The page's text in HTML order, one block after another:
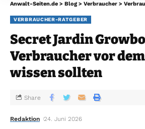
Anwalt-Seiten.de > Blog > Verbraucher >
VERBRAUCHER-RATGEBER
Secret Jardin
Verbraucher vor
wissen sollten
Redaktion 24. Juni 2026
Share